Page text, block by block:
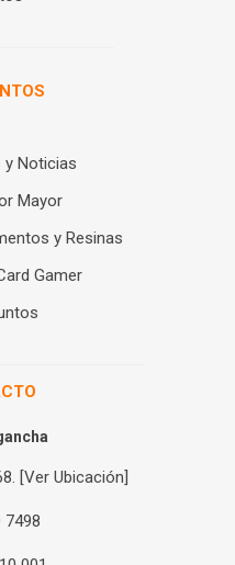
y Noticias
Mayor
y Resinas
Gamer
[Ver Ubicación]
7498